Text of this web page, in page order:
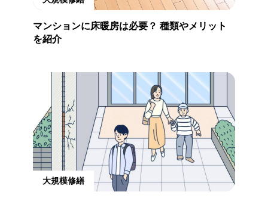
マンションに床暖房は必要？ 種類やメリット
を紹介
大規模修繕